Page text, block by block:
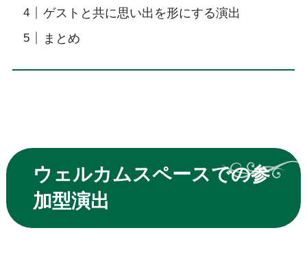
ゲストと共に思い出を形にする演出
まとめ
ウェルカムスペースでの参
加型演出